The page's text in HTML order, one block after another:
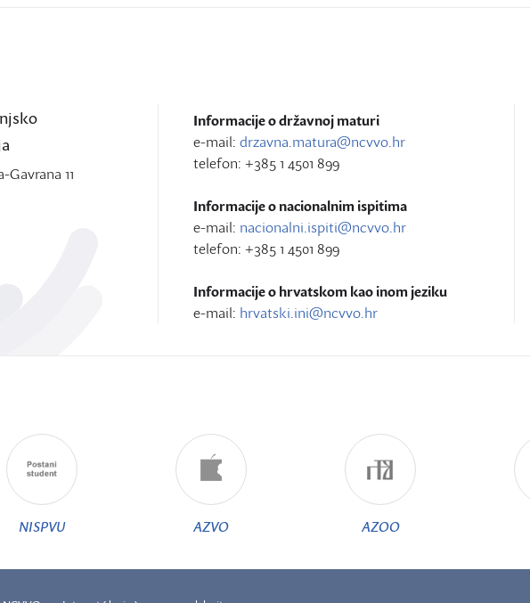
11
Informacije o državnoj maturi
e-mail: drzavna.matura@ncvvo.hr
telefon: +385 1 4501 899
Informacije o nacionalnim ispitima
e-mail: nacionalni.ispiti@ncvvo.hr
telefon: +385 1 4501 899
Informacije o hrvatskom kao inom jeziku
e-mail: hrvatski.ini@ncvvo.hr
NISPVU AZVO AZOO